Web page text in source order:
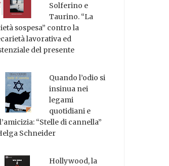
Solferino e
Taurino. “La
sospesa” contro la
lavorativa ed
del presente
Quando l’odio si
insinua nei
legami
quotidiani e
“Stelle di cannella”
Schneider
Hollywood, la